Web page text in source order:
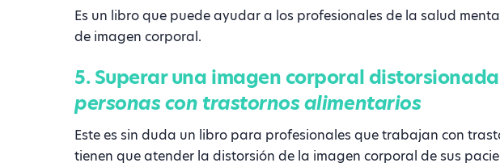
Es un libro que puede ayudar a los profesionales de la salud
de imagen corporal.
5. Superar una imagen corporal
personas con trastornos alimentarios
Este es sin duda un libro para profesionales que trabajan con
tienen que atender la distorsión de la imagen corporal de sus